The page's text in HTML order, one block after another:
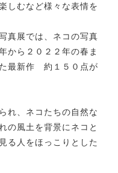
しむなど様々な表情を
真展では、ネコの写真
から２０２２年の春ま
最新作 約１５０点が
れ、ネコたちの自然な
の風土を背景にネコと
る人をほっこりとした